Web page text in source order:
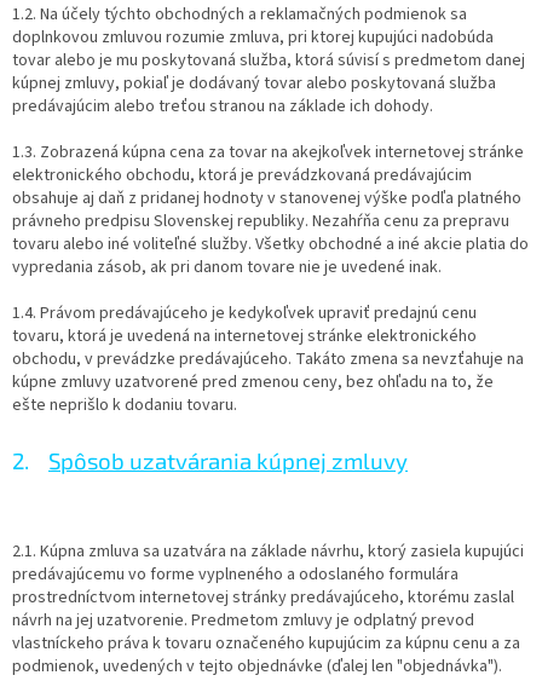
1.2. Na účely týchto obchodných a reklamačných podmienok sa
doplnkovou zmluvou rozumie zmluva, pri ktorej kupujúci nadobúda
tovar alebo je mu poskytovaná služba, ktorá súvisí s predmetom danej
kúpnej zmluvy, pokiaľ je dodávaný tovar alebo poskytovaná služba
predávajúcim alebo treťou stranou na základe ich dohody.
1.3. Zobrazená kúpna cena za tovar na akejkoľvek internetovej stránke
elektronického obchodu, ktorá je prevádzkovaná predávajúcim
obsahuje aj daň z pridanej hodnoty v stanovenej výške podľa platného
právneho predpisu Slovenskej republiky. Nezahŕňa cenu za prepravu
tovaru alebo iné voliteľné služby. Všetky obchodné a iné akcie platia do
vypredania zásob, ak pri danom tovare nie je uvedené inak.
1.4. Právom predávajúceho je kedykoľvek upraviť predajnú cenu
tovaru, ktorá je uvedená na internetovej stránke elektronického
obchodu, v prevádzke predávajúceho. Takáto zmena sa nevzťahuje na
kúpne zmluvy uzatvorené pred zmenou ceny, bez ohľadu na to, že
ešte neprišlo k dodaniu tovaru.
2. Spôsob uzatvárania kúpnej zmluvy
2.1. Kúpna zmluva sa uzatvára na základe návrhu, ktorý zasiela kupujúci
predávajúcemu vo forme vyplneného a odoslaného formulára
prostredníctvom internetovej stránky predávajúceho, ktorému zaslal
návrh na jej uzatvorenie. Predmetom zmluvy je odplatný prevod
vlastníckeho práva k tovaru označeného kupujúcim za kúpnu cenu a za
podmienok, uvedených v tejto objednávke (ďalej len "objednávka").